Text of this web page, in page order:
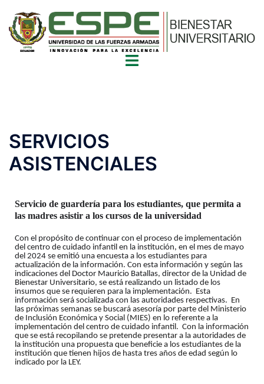
SERVICIOS
ASISTENCIALES
Servicio de guardería para los estudiantes, que permita a
las madres asistir a los cursos de la universidad
Con el propósito de continuar con el proceso de implementación
del centro de cuidado infantil en la institución, en el mes de mayo
del 2024 se emitió una encuesta a los estudiantes para
actualización de la información. Con esta información y según las
indicaciones del Doctor Mauricio Batallas, director de la Unidad de
Bienestar Universitario, se está realizando un listado de los
insumos que se requieren para la implementación. Esta
información será socializada con las autoridades respectivas. En
las próximas semanas se buscará asesoría por parte del Ministerio
de Inclusión Económica y Social (MIES) en lo referente a la
implementación del centro de cuidado infantil. Con la información
que se está recopilando se pretende presentar a la autoridades de
la institución una propuesta que beneficie a los estudiantes de la
institución que tienen hijos de hasta tres años de edad según lo
indicado por la LEY.